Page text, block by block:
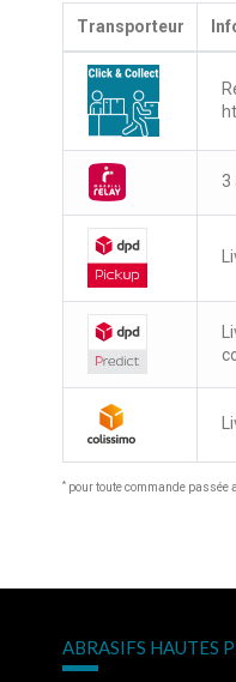
Transporteur
3
* pour toute commande passée
ABRASIFS HAUTES